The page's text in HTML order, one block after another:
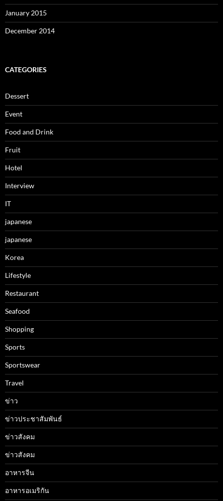
January 2015
December 2014
CATEGORIES
Dessert
Event
Food and Drink
Fruit
Hotel
Interview
IT
japanese
japanese
Korea
Lifestyle
Restaurant
Seafood
Shopping
Sports
Sportswear
Travel
ข่าว
ข่าวประชาสัมพันธ์
ข่าวสังคม
ข่าวสังคม
อาหารจีน
อาหารอเมริกัน